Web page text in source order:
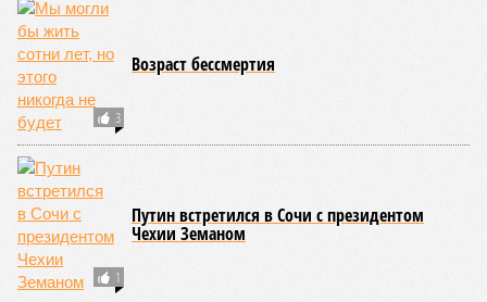
окончательно проснётся знаменитый Йеллоустоун. Это
грозит не только уничтожением части Соединённых
Штатов, но и общепланетарной катастрофой вплоть до
возникновения «вулканической зимы». Флегрейские поля в
Италии, кстати, тоже не стоит сбрасывать со счетов. Равно
как и многие другие до поры спящие вулканические
районы.
Невидимый убийца
Упоминают эксперты и жару вкупе с засухой и
следующими отсюда лесными пожарами. Тут в группе
риска запад США, юг Европы, Австралия, Ближний Восток,
а также некоторые районы Бразилии и Африки к югу от